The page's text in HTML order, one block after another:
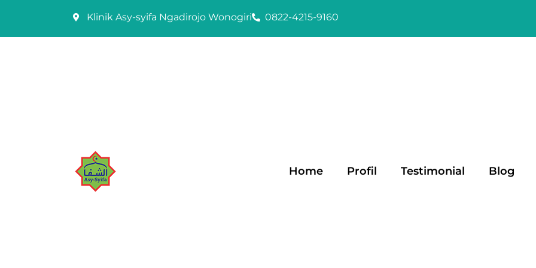
content
Klinik Asy-syifa Ngadirojo Wonogiri 0822-4215-9160
Home Profil Testimonial Blog